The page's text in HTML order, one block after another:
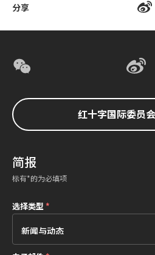
分享
红十字国际委员
简报
标有*的为必填项
选择类型*